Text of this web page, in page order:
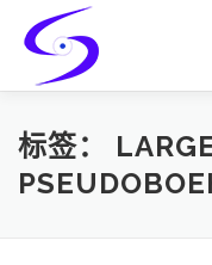
content
HOME
标签：